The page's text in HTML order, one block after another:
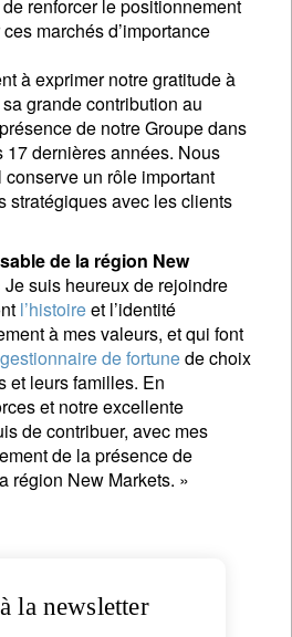
renforcer le positionnement
marchés d’importance
à exprimer notre gratitude à
grande contribution au
de notre Groupe dans
17 dernières années. Nous
conserve un rôle important
stratégiques avec les clients
de la région New
Je suis heureux de rejoindre
l’histoireet l’identité
à mes valeurs, et qui font
gestionnaire de fortunede choix
et leurs familles. En
et notre excellente
de contribuer, avec mes
de la présence de
région New Markets. »
la newsletter
utilisées conformément à
.